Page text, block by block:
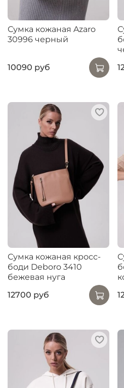
Сумка кожаная Azaro
30996 черный
10090 руб
Сумка кожаная кросс-
боди Deboro 3410
бежевая нуга
12700 руб